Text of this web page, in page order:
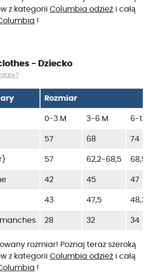
z kategorii Columbia odzież i całą
!
- Dziecko
Rozmiar
0-3 M 3-6 M 6-12
57 68 74
57 62,2-68,5
42 45 47
43 47,5 48,3
28 32 34
rozmiar! Poznaj teraz szeroką
z kategorii Columbia odzież i całą
!